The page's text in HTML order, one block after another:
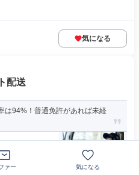
気になる
配送
94%！普通免許があれば未経
治ケ一色
動車免許から3年経過している
ァー 気になる